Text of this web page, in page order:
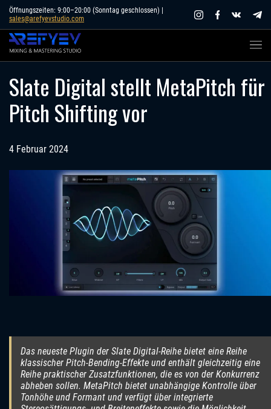
Skip
content
Öffnungszeiten: 9:00–20:00 (Sonntag geschlossen) |
sales@arefyevstudio.com
Slate Digital stellt MetaPitch für
Pitch Shifting vor
4 Februar 2024
Das neueste Plugin der Slate Digital-Reihe bietet eine Reihe
klassischer Pitch-Bending-Effekte und enthält gleichzeitig eine
Reihe praktischer Zusatzfunktionen, die es von der Konkurrenz
abheben sollen. MetaPitch bietet unabhängige Kontrolle über
Tonhöhe und Formant und verfügt über integrierte